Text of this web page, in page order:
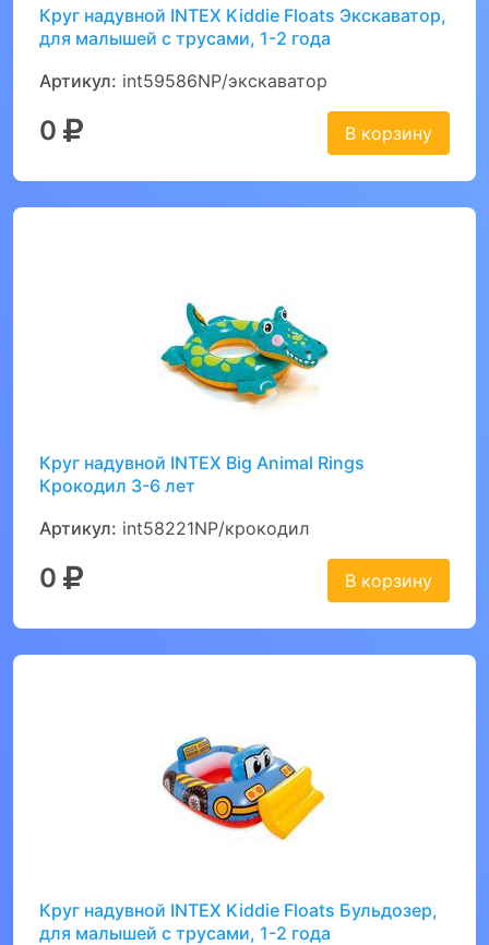
Круг надувной INTEX Kiddie Floats Экскаватор,
для малышей с трусами, 1-2 года
Артикул: int59586NP/экскаватор
0 В корзину
Круг надувной INTEX Big Animal Rings
Крокодил 3-6 лет
Артикул: int58221NP/крокодил
0 В корзину
Круг надувной INTEX Kiddie Floats Бульдозер,
для малышей с трусами, 1-2 года